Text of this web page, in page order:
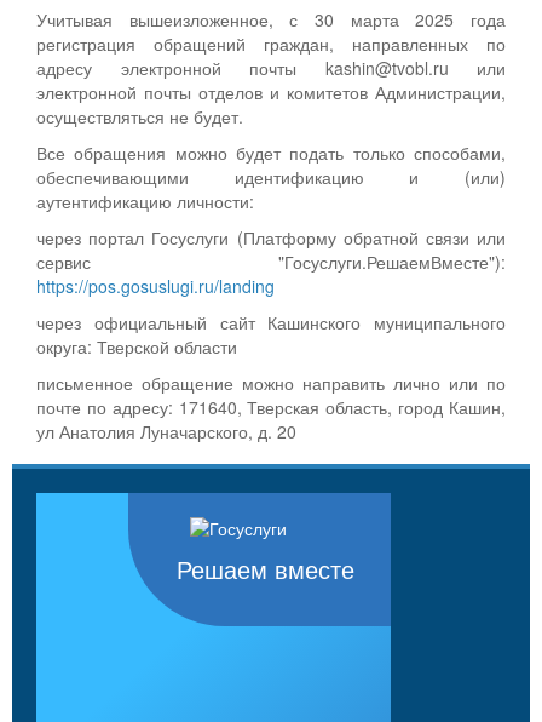
Учитывая вышеизложенное, с 30 марта 2025 года
регистрация обращений граждан, направленных по
адресу электронной почты kashin@tvobl.ru или
электронной почты отделов и комитетов Администрации,
осуществляться не будет.
Все обращения можно будет подать только способами,
обеспечивающими идентификацию и (или)
аутентификацию личности:
через портал Госуслуги (Платформу обратной связи или
сервис "Госуслуги.РешаемВместе"):
https://pos.gosuslugi.ru/landing
через официальный сайт Кашинского муниципального
округа: Тверской области
письменное обращение можно направить лично или по
почте по адресу: 171640, Тверская область, город Кашин,
ул Анатолия Луначарского, д. 20
Решаем вместе